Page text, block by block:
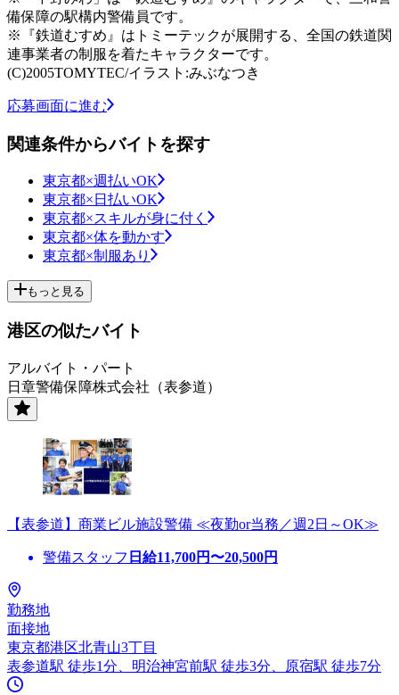
備保障の駅構内警備員です。
※『鉄道むすめ』はトミーテックが展開する、全国の鉄道関
連事業者の制服を着たキャラクターです。
(C)2005TOMYTEC/イラスト:みぶなつき
応募画面に進む
関連条件からバイトを探す
東京都×週払いOK
東京都×日払いOK
東京都×スキルが身に付く
東京都×体を動かす
東京都×制服あり
もっと見る
港区の似たバイト
アルバイト・パート
日章警備保障株式会社（表参道）
【表参道】商業ビル施設警備 ≪夜勤or当務／週2日～OK≫
警備スタッフ 日給11,700円〜20,500円
勤務地
面接地
東京都港区北青山3丁目
表参道駅 徒歩1分、明治神宮前駅 徒歩3分、原宿駅 徒歩7分